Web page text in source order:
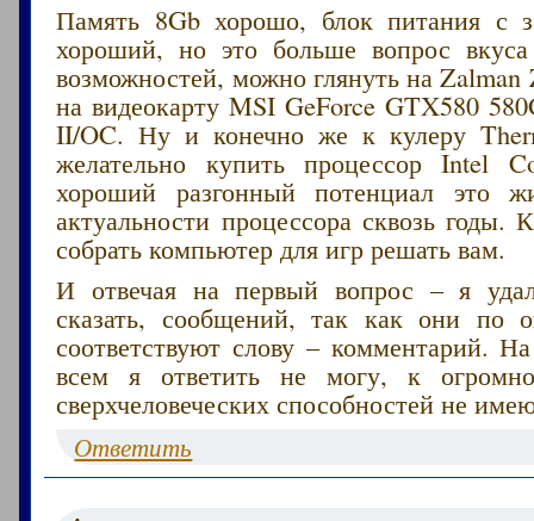
Память 8Gb хорошо, блок питания с
хороший, но это больше вопрос
возможностей, можно глянуть на Zalman
на видеокарту MSI GeForce GTX580
II/OC. Ну и конечно же к кулеру
желательно купить процессор Intel
хороший разгонный потенциал это
актуальности процессора сквозь годы.
собрать компьютер для игр решать вам.
И отвечая на первый вопрос – я
сказать, сообщений, так как они по
соответствуют слову – комментарий.
всем я ответить не могу, к
сверхчеловеческих способностей не
Ответить